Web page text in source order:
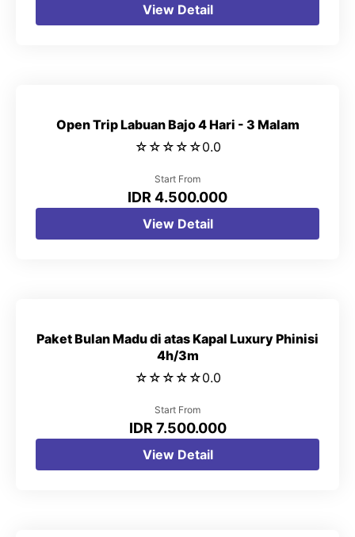
View Detail
Open Trip Labuan Bajo 4 Hari - 3 Malam
☆ ☆ ☆ ☆ ☆0.0
Start From
IDR 4.500.000
View Detail
Paket Bulan Madu di atas Kapal Luxury Phinisi
4h/3m
☆ ☆ ☆ ☆ ☆0.0
Start From
IDR 7.500.000
View Detail